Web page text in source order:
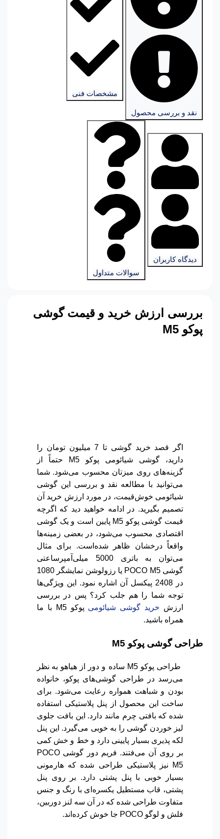
نقد و بررسی محصول
مشخصات فنی
دیدگاه کاربران
سوالات متداول
بررسی ارزش خرید و قیمتگوشی
پوکو M5
اگر قصد خرید گوشی تا 7 میلیون تومان را
دارید، گوشی شیائومی پوکو M5 حتماً از
گزینه‌های روی میزتان محسوب می‌شود. شما
می‌توانید با مطالعه نقد و بررسی این گوشی
شیائومی خوش‌قیمت، در مورد ارزش خرید آن
تصمیم بگیرید. در ادامه خواهید دید که اگرچه
قیمت گوشی پوکو M5 پایین است و یک گوشی
اقتصادی محسوب می‌شود، در بعضی زمینه‌ها
واقعاً درخشان ظاهر شده‌است. برای مثال
می‌توان به باتری 5000 میلی‌آمپرساعتی
گوشی POCO M5 یا رزولوشن نمایشگر 1080
در 2408 پیکسل آن اشاره نمود. این ویژگی‌ها
توجه شما را هم جلب کرد؟ پس در بررسی
ارزش خرید گوشی شیائومی
پوکو M5 با ما
همراه باشید.
طراحی گوشی پوکو M5
طراحی پوکو M5 ساده و دور از هیاهو
به نظر
می‌رسد در طراحی گوشی‌های پوکو، خانواده
بودن و شباهت همواره رعایت می‌شود. برای
ساخت این محصول از پنل پلاستیکی استفاده
شده که بافتی چرم مانند دارد. این بافت جلوی
لیز خوردن گوشی را به خوبی می‌گیرد. این پنل
لکه پذیری بسیار پایینی دارد و خط و خش کمی
بر روی آن می‌فتند. فریم دور گوشی POCO
M5 نیز پلاستیکی طراحی شده که هارمونی
بسیار خوبی با پنل پشتی دارد. بر روی پنل
پشتی، قاب مستطیل یکسره‌ای با رنگ و جنس
متفاوت طراحی شده که در آن سه لنز دوربین،
فلش و لوگو POCO جا خوش کرده‌اند.